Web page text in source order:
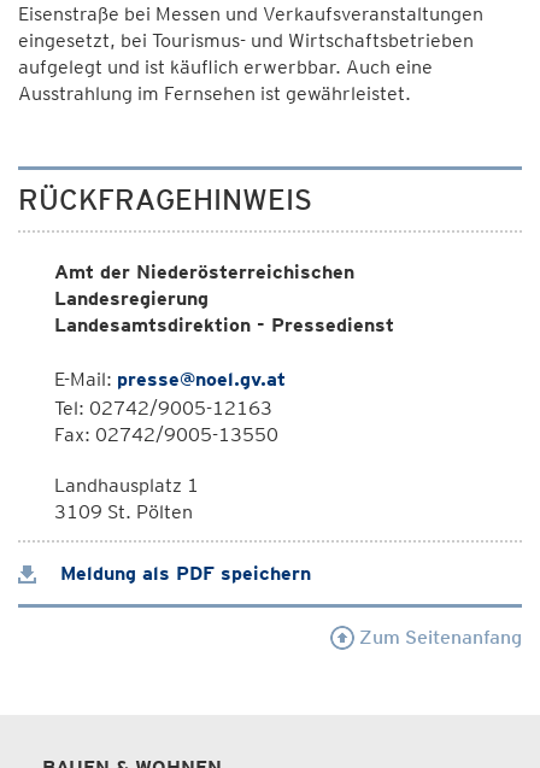
Eisenstraße bei Messen und Verkaufsveranstaltungen
eingesetzt, bei Tourismus- und Wirtschaftsbetrieben
aufgelegt und ist käuflich erwerbbar. Auch eine
Ausstrahlung im Fernsehen ist gewährleistet.
RÜCKFRAGEHINWEIS
Amt der Niederösterreichischen
Landesregierung
Landesamtsdirektion - Pressedienst
E-Mail: presse@noel.gv.at
Tel: 02742/9005-12163
Fax: 02742/9005-13550
Landhausplatz 1
3109 St. Pölten
Meldung als PDF speichern
Zum Seitenanfang